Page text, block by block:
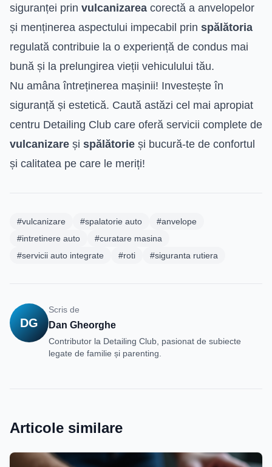
siguranței prin vulcanizarea corectă a anvelopelor
și menținerea aspectului impecabil prin spălătoria
regulată contribuie la o experiență de condus mai
bună și la prelungirea vieții vehiculului tău.
Nu amâna întreținerea mașinii! Investește în
siguranță și estetică. Caută astăzi cel mai apropiat
centru Detailing Club care oferă servicii complete de
vulcanizare și spălătorie și bucură-te de confortul
și calitatea pe care le meriți!
#vulcanizare #spalatorie auto
#anvelope
#intretinere auto
#curatare masina
#servicii auto integrate
#roti #siguranta rutiera
DG
Scris de
Dan Gheorghe
Contributor la Detailing Club, pasionat de subiecte
legate de familie și parenting.
Articole similare